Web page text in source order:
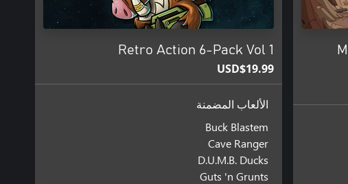
Retro Action 6-Pack Vol 1
USD$19.99
الألعاب المضمنة
Buck Blastem
Cave Ranger
D.U.M.B. Ducks
Guts 'n Grunts